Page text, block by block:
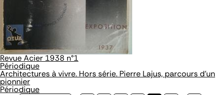
Revue Acier 1938 n°1
Périodique
Architectures à vivre. Hors série. Pierre Lajus, parcours d'un
pionnier
Périodique